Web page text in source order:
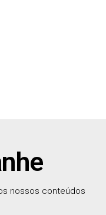
nossos conteúdos